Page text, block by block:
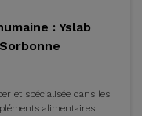
: Yslab
et spécialisée dans les
alimentaires